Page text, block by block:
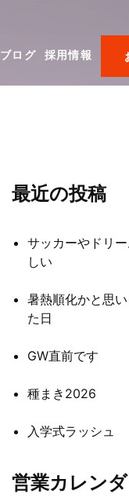
ブログ 採用情報
最近の投稿
サッカーやドリ
しい
暑熱順化かと思
た日
GW直前です
種まき2026
入学式ラッシュ
営業カレン